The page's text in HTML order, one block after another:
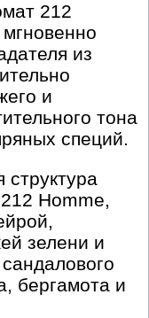
212
из
и
тона
специй.
Homme,
зелени и
бергамота и